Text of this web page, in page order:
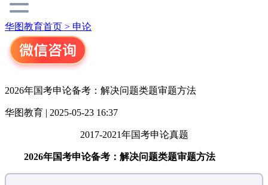
华图教育首页 > 申论
2026年国考申论备考：解决问题类题审题方法
华图教育 | 2025-05-23 16:37
2017-2021年国考申论真题
2026年国考申论备考：解决问题类题审题方法